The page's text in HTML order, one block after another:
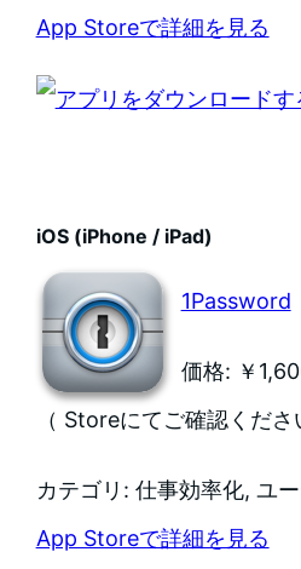
App Storeで詳細を見る
iOS (iPhone / iPad)
1Password
価格: ￥
（ Storeにてご確認くださ
カテゴリ: 仕事効率化, ユ
App Storeで詳細を見る